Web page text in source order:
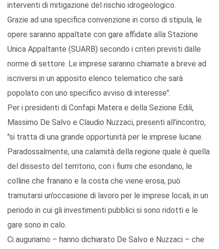
interventi di mitigazione del rischio idrogeologico.
Grazie ad una specifica convenzione in corso di stipula, le
opere saranno appaltate con gare affidate alla Stazione
Unica Appaltante (SUARB) secondo i criteri previsti dalle
norme di settore. Le imprese saranno chiamate a breve ad
iscriversi in un apposito elenco telematico che sarà
popolato con uno specifico avviso di interesse".
Per i presidenti di Confapi Matera e della Sezione Edili,
Massimo De Salvo e Claudio Nuzzaci, presenti all’incontro,
"si tratta di una grande opportunità per le imprese lucane.
Paradossalmente, una calamità della regione quale è quella
del dissesto del territorio, con i fiumi che esondano, le
colline che franano e la costa che viene erosa, può
tramutarsi un’occasione di lavoro per le imprese locali, in un
periodo in cui gli investimenti pubblici si sono ridotti e le
gare sono in calo.
Ci auguriamo – hanno dichiarato De Salvo e Nuzzaci – che